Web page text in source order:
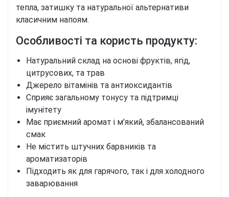
тепла, затишку та натуральної альтернативи
класичним напоям.
Особливості та користь продукту:
Натуральний склад на основі фруктів, ягід,
цитрусових, та трав
Джерело вітамінів та антиоксидантів
Сприяє загальному тонусу та підтримці
імунітету
Має приємний аромат і м’який, збалансований
смак
Не містить штучних барвників та
ароматизаторів
Підходить як для гарячого, так і для холодного
заварювання